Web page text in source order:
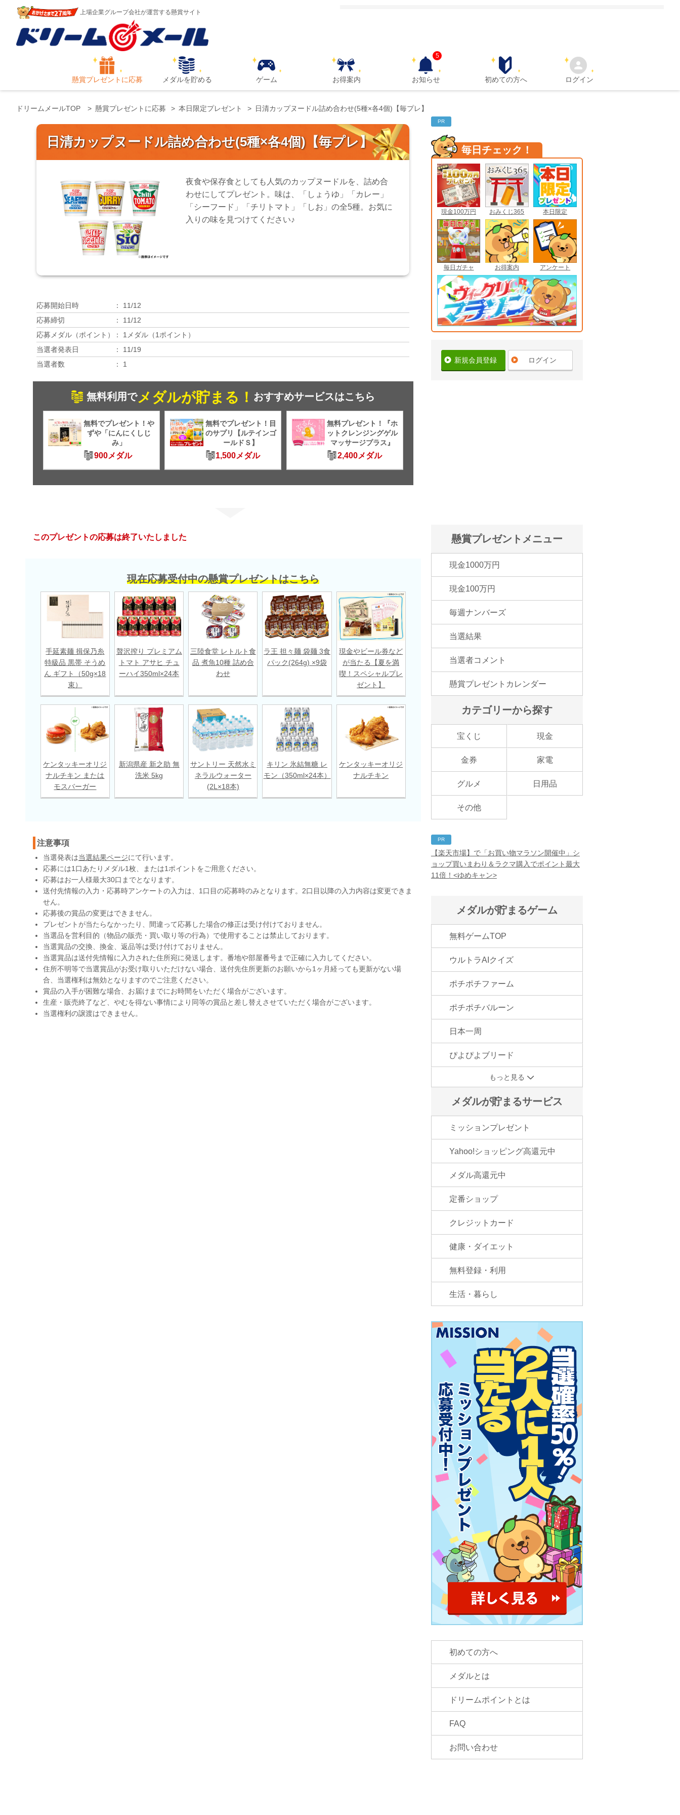
上場企業グループ会社が運営する懸賞サイト
懸賞プレゼントに応募 メダルを貯める ゲーム お得案内 お知らせ
5
初めての方へ ログイン
ドリームメールTOP 懸賞プレゼントに応募 本日限定プレゼント 日清カップヌードル詰め合わせ(5種×各4個)【毎プレ】
日清カップヌードル詰め合わせ(5種×各4個)【毎プレ】
夜食や保存食としても人気のカップヌードルを、詰め合
わせにしてプレゼント。味は、「しょうゆ」「カレー」
「シーフード」「チリトマト」「しお」の全5種。お気に
入りの味を見つけてください♪
応募開始日時
11/12
応募締切
11/12
応募メダル（ポイント）
1メダル（1ポイント）
当選者発表日
11/19
当選者数
1
無料利用でメダルが貯まる！ おすすめサービスはこちら
無料でプレゼント！や
ずや「にんにくしじ
み」
900メダル
無料でプレゼント！目
のサプリ【ルテインゴ
ールドＳ】
1,500メダル
無料プレゼント！『ホ
ットクレンジングゲル
マッサージプラス』
2,400メダル
このプレゼントの応募は終了いたしました
現在応募受付中の懸賞プレゼントはこちら
手延素麺 揖保乃糸
特級品 黒帯 そうめ
ん ギフト（50g×18
束）
贅沢搾り プレミアム
トマト アサヒ チュ
ーハイ350ml×24本
三陸食堂 レトルト食
品 煮魚10種 詰め合
わせ
ラ王 担々麺 袋麺 3食
パック(264g) ×9袋
現金やビール券など
が当たる【夏を満
喫！スペシャルプレ
ゼント】
ケンタッキーオリジ
ナルチキン または
モスバーガー
新潟県産 新之助 無
洗米 5kg
サントリー 天然水ミ
ネラルウォーター
(2L×18本)
キリン 氷結無糖 レ
モン（350ml×24本）
ケンタッキーオリジ
ナルチキン
注意事項
当選発表は当選結果ページにて行います。
応募には1口あたりメダル1枚、または1ポイントをご用意ください。
応募はお一人様最大30口までとなります。
送付先情報の入力・応募時アンケートの入力は、1口目の応募時のみとなります。2口目以降の入力内容は変更できま
せん。
応募後の賞品の変更はできません。
プレゼントが当たらなかったり、間違って応募した場合の修正は受け付けておりません。
当選品を営利目的（物品の販売・買い取り等の行為）で使用することは禁止しております。
当選賞品の交換、換金、返品等は受け付けておりません。
当選賞品は送付先情報に入力された住所宛に発送します。番地や部屋番号まで正確に入力してください。
住所不明等で当選賞品がお受け取りいただけない場合、送付先住所更新のお願いから1ヶ月経っても更新がない場
合、当選権利は無効となりますのでご注意ください。
賞品の入手が困難な場合、お届けまでにお時間をいただく場合がございます。
生産・販売終了など、やむを得ない事情により同等の賞品と差し替えさせていただく場合がございます。
当選権利の譲渡はできません。
PR
毎日チェック！
現金100万円 おみくじ365 本日限定
毎日ガチャ お得案内 アンケート
新規会員登録 ログイン
懸賞プレゼントメニュー
現金1000万円
現金100万円
毎週ナンバーズ
当選結果
当選者コメント
懸賞プレゼントカレンダー
カテゴリーから探す
宝くじ 現金
金券 家電
グルメ 日用品
その他
PR
【楽天市場】で「お買い物マラソン開催中」シ
ョップ買いまわり＆ラクマ購入でポイント最大
11倍！<ゆめキャン>
メダルが貯まるゲーム
無料ゲームTOP
ウルトラAIクイズ
ポチポチファーム
ポチポチバルーン
日本一周
ぴよぴよブリード
もっと見る
メダルが貯まるサービス
ミッションプレゼント
Yahoo!ショッピング高還元中
メダル高還元中
定番ショップ
クレジットカード
健康・ダイエット
無料登録・利用
生活・暮らし
初めての方へ
メダルとは
ドリームポイントとは
FAQ
お問い合わせ